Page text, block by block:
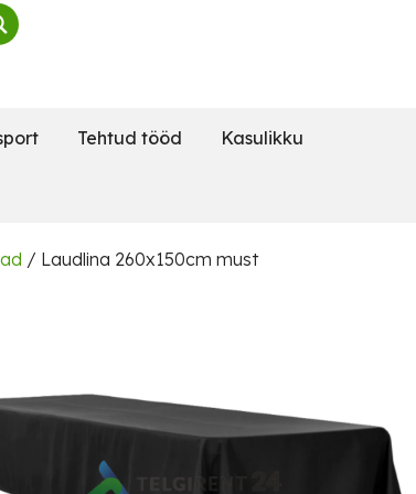
Tehtud tööd Kasulikku
/ Laudlina 260x150cm must